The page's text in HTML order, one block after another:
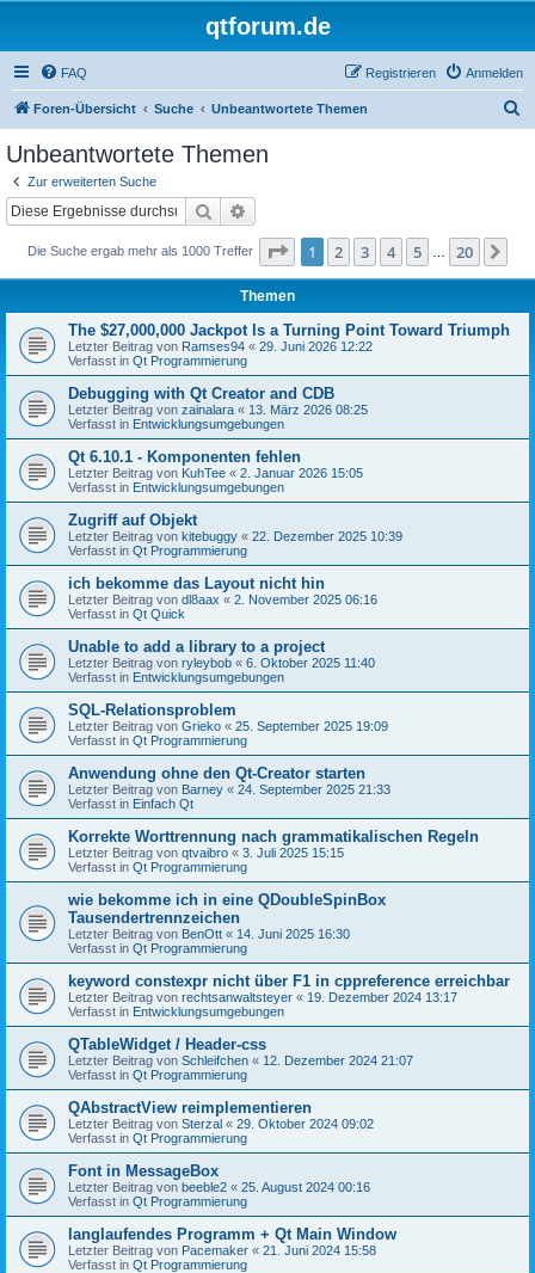
qtforum.de
FAQ Anmelden
Registrieren
Foren-Übersicht Suche Unbeantwortete Themen
Unbeantwortete Themen
Zur erweiterten Suche
Suche
Die Suche ergab mehr als 1000 Treffer Seite 1von 20
1 2 3 4 5 20
Themen
The $27,000,000 Jackpot Is a Turning Point Toward Triumph
Letzter Beitrag von Ramses94 « 29. Juni 2026 12:22
Verfasst in Qt Programmierung
Debugging with Qt Creator and CDB
Letzter Beitrag von zainalara « 13. März 2026 08:25
Verfasst in Entwicklungsumgebungen
Qt 6.10.1 - Komponenten fehlen
Letzter Beitrag von KuhTee « 2. Januar 2026 15:05
Verfasst in Entwicklungsumgebungen
Zugriff auf Objekt
Letzter Beitrag von kitebuggy « 22. Dezember 2025 10:39
Verfasst in Qt Programmierung
ich bekomme das Layout nicht hin
Letzter Beitrag von dl8aax « 2. November 2025 06:16
Verfasst in Qt Quick
Unable to add a library to a project
Letzter Beitrag von ryleybob « 6. Oktober 2025 11:40
Verfasst in Entwicklungsumgebungen
SQL-Relationsproblem
Letzter Beitrag von Grieko « 25. September 2025 19:09
Verfasst in Qt Programmierung
Anwendung ohne den Qt-Creator starten
Letzter Beitrag von Barney « 24. September 2025 21:33
Verfasst in Einfach Qt
Korrekte Worttrennung nach grammatikalischen Regeln
Letzter Beitrag von qtvaibro « 3. Juli 2025 15:15
Verfasst in Qt Programmierung
wie bekomme ich in eine QDoubleSpinBox
Tausendertrennzeichen
Letzter Beitrag von BenOtt « 14. Juni 2025 16:30
Verfasst in Qt Programmierung
keyword constexpr nicht über F1 in cppreference erreichbar
Letzter Beitrag von rechtsanwaltsteyer « 19. Dezember 2024 13:17
Verfasst in Entwicklungsumgebungen
QTableWidget / Header-css
Letzter Beitrag von Schleifchen « 12. Dezember 2024 21:07
Verfasst in Qt Programmierung
QAbstractView reimplementieren
Letzter Beitrag von Sterzal « 29. Oktober 2024 09:02
Verfasst in Qt Programmierung
Font in MessageBox
Letzter Beitrag von beeble2 « 25. August 2024 00:16
Verfasst in Qt Programmierung
langlaufendes Programm + Qt Main Window
Letzter Beitrag von Pacemaker « 21. Juni 2024 15:58
Verfasst in Qt Programmierung